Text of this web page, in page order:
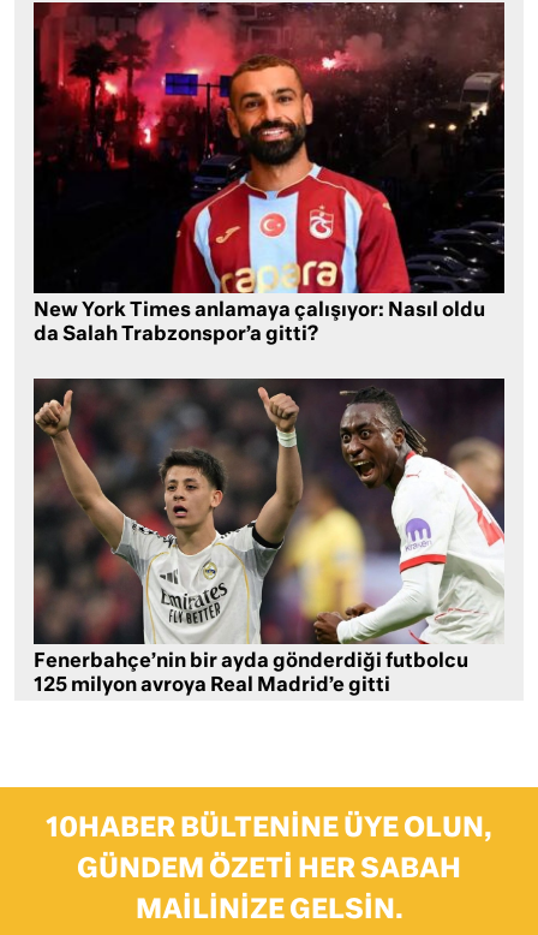
New York Times anlamaya çalışıyor: Nasıl oldu
da Salah Trabzonspor’a gitti?
Fenerbahçe’nin bir ayda gönderdiği futbolcu
125 milyon avroya Real Madrid’e gitti
10HABER BÜLTENINE ÜYE OLUN,
GÜNDEM ÖZETI HER SABAH
MAILINIZE GELSIN.